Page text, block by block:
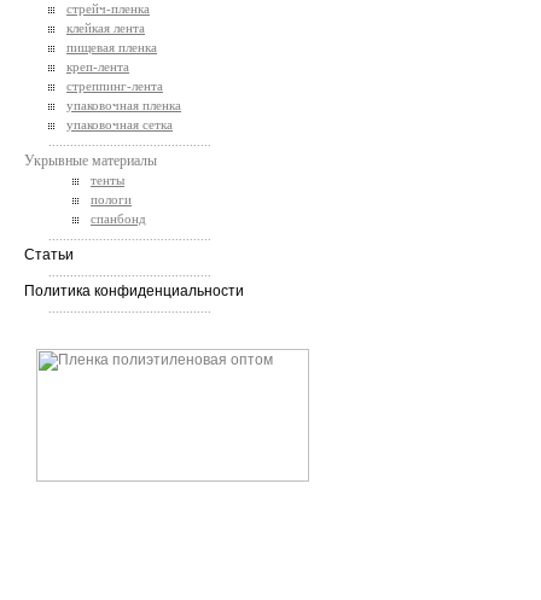
стрейч-пленка
клейкая лента
пищевая пленка
креп-лента
стреппинг-лента
упаковочная пленка
упаковочная сетка
Укрывные материалы
тенты
пологи
спанбонд
Статьи
Политика конфиденциальности